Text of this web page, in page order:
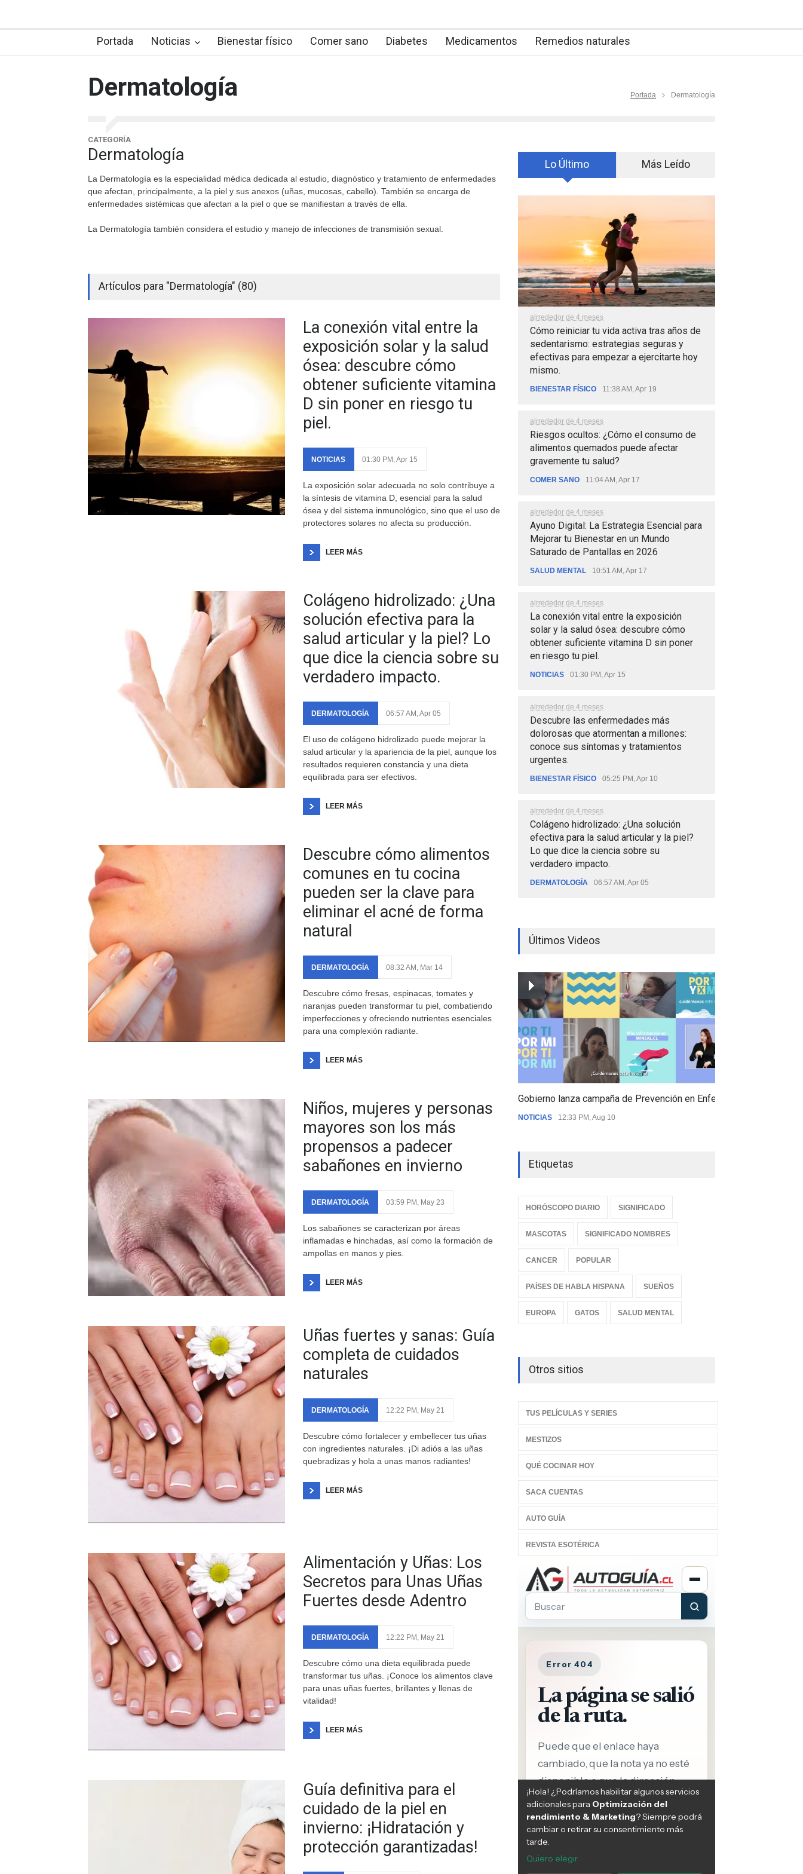
Portada Noticias Bienestar físico Comer sano Diabetes Medicamentos Remedios naturales
Dermatología Portada Dermatología
CATEGORÍA
Dermatología
La Dermatología es la especialidad médica dedicada al estudio, diagnóstico y tratamiento de enfermedades
que afectan, principalmente, a la piel y sus anexos (uñas, mucosas, cabello). También se encarga de
enfermedades sistémicas que afectan a la piel o que se manifiestan a través de ella.
La Dermatología también considera el estudio y manejo de infecciones de transmisión sexual.
Artículos para "Dermatología" (80)
La conexión vital entre la
exposición solar y la salud
ósea: descubre cómo
obtener suficiente vitamina
D sin poner en riesgo tu
piel.
NOTICIAS 01:30 PM, Apr 15
La exposición solar adecuada no solo contribuye a
la síntesis de vitamina D, esencial para la salud
ósea y del sistema inmunológico, sino que el uso de
protectores solares no afecta su producción.
LEER MÁS
Colágeno hidrolizado: ¿Una
solución efectiva para la
salud articular y la piel? Lo
que dice la ciencia sobre su
verdadero impacto.
DERMATOLOGÍA 06:57 AM, Apr 05
El uso de colágeno hidrolizado puede mejorar la
salud articular y la apariencia de la piel, aunque los
resultados requieren constancia y una dieta
equilibrada para ser efectivos.
LEER MÁS
Descubre cómo alimentos
comunes en tu cocina
pueden ser la clave para
eliminar el acné de forma
natural
DERMATOLOGÍA 08:32 AM, Mar 14
Descubre cómo fresas, espinacas, tomates y
naranjas pueden transformar tu piel, combatiendo
imperfecciones y ofreciendo nutrientes esenciales
para una complexión radiante.
LEER MÁS
Niños, mujeres y personas
mayores son los más
propensos a padecer
sabañones en invierno
DERMATOLOGÍA 03:59 PM, May 23
Los sabañones se caracterizan por áreas
inflamadas e hinchadas, así como la formación de
ampollas en manos y pies.
LEER MÁS
Uñas fuertes y sanas: Guía
completa de cuidados
naturales
DERMATOLOGÍA 12:22 PM, May 21
Descubre cómo fortalecer y embellecer tus uñas
con ingredientes naturales. ¡Di adiós a las uñas
quebradizas y hola a unas manos radiantes!
LEER MÁS
Alimentación y Uñas: Los
Secretos para Unas Uñas
Fuertes desde Adentro
DERMATOLOGÍA 12:22 PM, May 21
Descubre cómo una dieta equilibrada puede
transformar tus uñas. ¡Conoce los alimentos clave
para unas uñas fuertes, brillantes y llenas de
vitalidad!
LEER MÁS
Guía definitiva para el
cuidado de la piel en
invierno: ¡Hidratación y
protección garantizadas!
Lo Último Más Leído
alrrededor de 4 meses
Cómo reiniciar tu vida activa tras años de
sedentarismo: estrategias seguras y
efectivas para empezar a ejercitarte hoy
mismo.
BIENESTAR FÍSICO 11:38 AM, Apr 19
alrrededor de 4 meses
Riesgos ocultos: ¿Cómo el consumo de
alimentos quemados puede afectar
gravemente tu salud?
COMER SANO 11:04 AM, Apr 17
alrrededor de 4 meses
Ayuno Digital: La Estrategia Esencial para
Mejorar tu Bienestar en un Mundo
Saturado de Pantallas en 2026
SALUD MENTAL 10:51 AM, Apr 17
alrrededor de 4 meses
La conexión vital entre la exposición
solar y la salud ósea: descubre cómo
obtener suficiente vitamina D sin poner
en riesgo tu piel.
NOTICIAS 01:30 PM, Apr 15
alrrededor de 4 meses
Descubre las enfermedades más
dolorosas que atormentan a millones:
conoce sus síntomas y tratamientos
urgentes.
BIENESTAR FÍSICO 05:25 PM, Apr 10
alrrededor de 4 meses
Colágeno hidrolizado: ¿Una solución
efectiva para la salud articular y la piel?
Lo que dice la ciencia sobre su
verdadero impacto.
DERMATOLOGÍA 06:57 AM, Apr 05
Últimos Videos
Gobierno lanza campaña de Prevención en Enfermedades
NOTICIAS 12:33 PM, Aug 10
Etiquetas
HORÓSCOPO DIARIO SIGNIFICADO
MASCOTAS SIGNIFICADO NOMBRES
CANCER POPULAR
PAÍSES DE HABLA HISPANA SUEÑOS
EUROPA GATOS SALUD MENTAL
Otros sitios
TUS PELÍCULAS Y SERIES
MESTIZOS
QUÉ COCINAR HOY
SACA CUENTAS
AUTO GUÍA
REVISTA ESOTÉRICA